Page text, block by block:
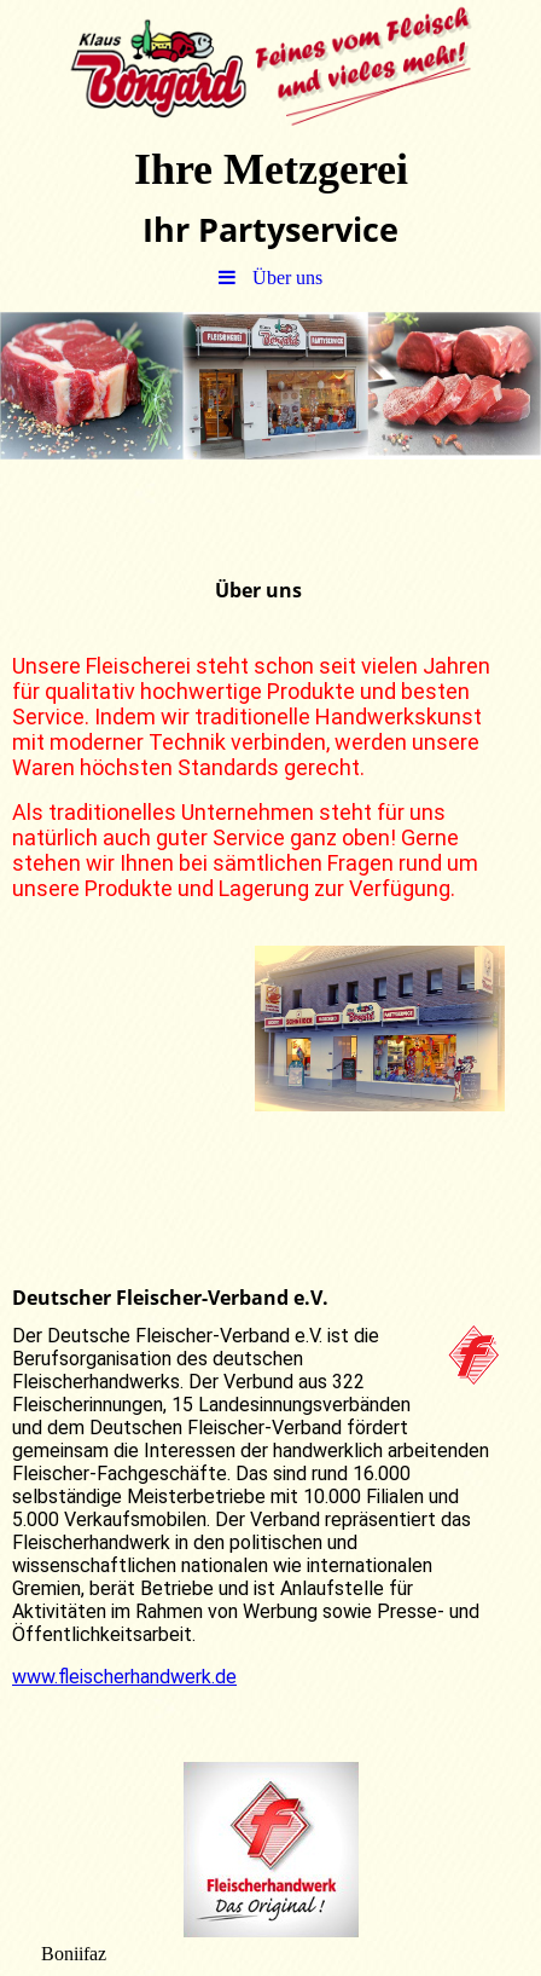
Ihre Metzgerei
Ihr Partyservice
Über uns
Über uns
Unsere Fleischerei steht schon seit vielen Jahren
für qualitativ hochwertige Produkte und besten
Service. Indem wir traditionelle Handwerkskunst
mit moderner Technik verbinden, werden unsere
Waren höchsten Standards gerecht.
Als traditionelles Unternehmen steht für uns
natürlich auch guter Service ganz oben! Gerne
stehen wir Ihnen bei sämtlichen Fragen rund um
unsere Produkte und Lagerung zur Verfügung.
Deutscher Fleischer-Verband e.V.
Der Deutsche Fleischer-Verband e.V. ist die
Berufsorganisation des deutschen
Fleischerhandwerks. Der Verbund aus 322
Fleischerinnungen, 15 Landesinnungsverbänden
und dem Deutschen Fleischer-Verband fördert
gemeinsam die Interessen der handwerklich arbeitenden
Fleischer-Fachgeschäfte. Das sind rund 16.000
selbständige Meisterbetriebe mit 10.000 Filialen und
5.000 Verkaufsmobilen. Der Verband repräsentiert das
Fleischerhandwerk in den politischen und
wissenschaftlichen nationalen wie internationalen
Gremien, berät Betriebe und ist Anlaufstelle für
Aktivitäten im Rahmen von Werbung sowie Presse- und
Öffentlichkeitsarbeit.
www.fleischerhandwerk.de
Boniifaz